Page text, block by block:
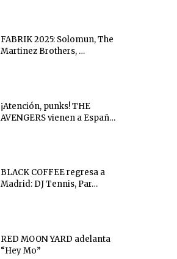
FABRIK 2025: Solomun, The
Martinez Brothers, …
¡Atención, punks! THE
AVENGERS vienen a Españ…
BLACK COFFEE regresa a
Madrid: DJ Tennis, Par…
RED MOON YARD adelanta
“Hey Mo”